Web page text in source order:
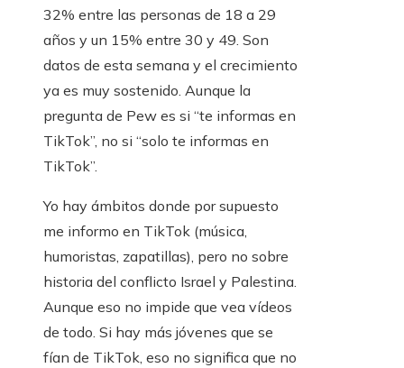
32% entre las personas de 18 a 29
años y un 15% entre 30 y 49. Son
datos de esta semana y el crecimiento
ya es muy sostenido. Aunque la
pregunta de Pew es si “te informas en
TikTok”, no si “solo te informas en
TikTok”.
Yo hay ámbitos donde por supuesto
me informo en TikTok (música,
humoristas, zapatillas), pero no sobre
historia del conflicto Israel y Palestina.
Aunque eso no impide que vea vídeos
de todo. Si hay más jóvenes que se
fían de TikTok, eso no significa que no